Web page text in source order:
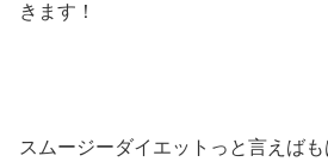
きます！
スムージーダイエットっと言えば